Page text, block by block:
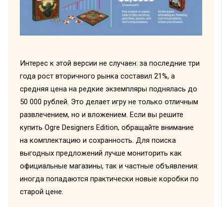
Интерес к этой версии не случаен: за последние три
года рост вторичного рынка составил 21%, а
средняя цена на редкие экземпляры поднялась до
50 000 рублей. Это делает игру не только отличным
развлечением, но и вложением. Если вы решите
купить Ogre Designers Edition, обращайте внимание
на комплектацию и сохранность. Для поиска
выгодных предложений лучше мониторить как
официальные магазины, так и частные объявления:
иногда попадаются практически новые коробки по
старой цене.